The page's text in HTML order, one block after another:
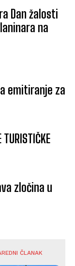
Dan žalosti
na
emitiranje za
zločina u
ČLANAK